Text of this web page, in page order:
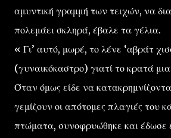
αμυντική γραμμή των τειχών, να
πολεμάει σκληρά, έβαλε τα γέλια.
« Γι’ αυτό, μωρέ, το λένε ‘αβράτ
(γυναικόκαστρο) γιατί το κρατά
Όταν όμως είδε να
γεμίζουν οι απότομες πλαγιές του
πτώματα, συνοφρυώθηκε και έδωσε